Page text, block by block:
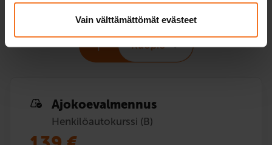
Vain välttämättömät evästeet
opetuslupaoppilaille
Kuopio
Ajokoe­valmennus
Henkilöautokurssi (B)